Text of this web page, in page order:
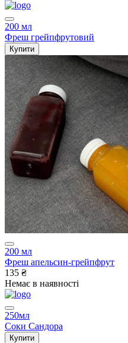
200 мл
Фреш грейпфрутовий
Купити
200 мл
Фреш апельсин-грейпфрут
135 ₴
Немає в наявності
250мл
Соки Сандора
Купити